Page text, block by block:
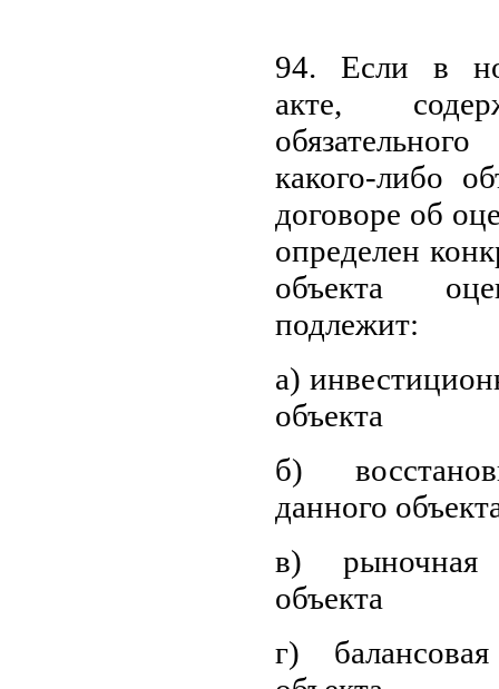
94. Если в
акте,
какого-либо
договоре об
определен
объекта
подлежит:
а)
объекта
б)
данного
в) рыночная
объекта
г)